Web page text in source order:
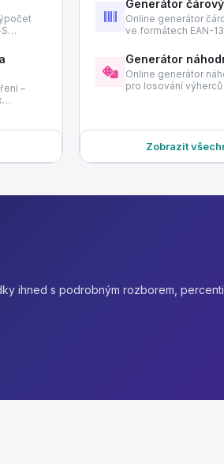
S…
–
Generátor
Online generátor
ve formátech EAN-
Generátor
Online generátor
pro losování
Zobrazit
ihned s podrobným rozborem,